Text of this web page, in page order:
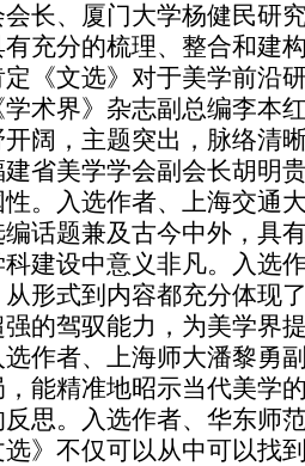
长、厦门大学杨健民研
充分的梳理、整合和建
《文选》对于美学前沿
术界》杂志副总编李本
阔，主题突出，脉络清
省美学学会副会长胡明
。入选作者、上海交通
话题兼及古今中外，具
建设中意义非凡。入选
形式到内容都充分体现
的驾驭能力，为美学界
作者、上海师大潘黎勇
能精准地昭示当代美学
思。入选作者、华东师
》不仅可以从中可以找